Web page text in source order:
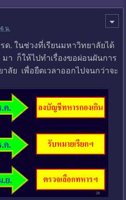
น.
ด. ในช่วงที่เรียนมหาวิทยาลัยได้
า ก็ให้ไปทำเรื่องขอผ่อนผันการ
ย เพื่อยืดเวลาออกไปจนกว่าจะ